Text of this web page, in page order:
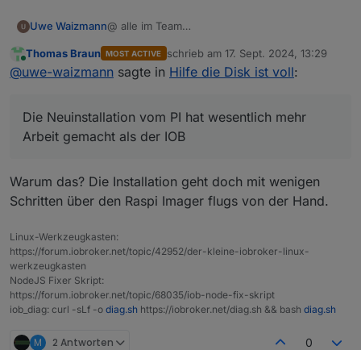
Uwe Waizmann@ alle im Team
Habe iobroker schon einige Zeit am laufen,
aber ein Backup hatte ich noch nie gebraucht.
Der Restore hat wunderbar geklappt, alles
wurde zurück geschrieben.
ersparen können. Jetzt erst verstehe ich Eure
Kommentare.
Ich hatte mit viel mehr Arbeit gerechnet.
ist wieder da.
PS: Backup war vom Samstag und seit
Sonntag, wo die Probleme begannen, lief auch
Wo kann ich jetzt erkennen ob es eine neue
node Version gibt?
Vielen herzlichen Dank an Euch für die Geduld
mit mir und für den wirklich hervorragenden
Thomas Braun MOST ACTIVE schrieb am 17. Sept. 2024, 13:29
zuletzt editiert von
@uwe-waizmann sagte in Hilfe die Disk ist voll:
Die Neuinstallation vom PI hat wesentlich mehr
Arbeit gemacht als der IOB
Warum das? Die Installation geht doch mit wenigen
Schritten über den Raspi Imager flugs von der Hand.
Linux-Werkzeugkasten:
https://forum.iobroker.net/topic/42952/der-kleine-iobroker-linux-
werkzeugkasten
NodeJS Fixer Skript:
https://forum.iobroker.net/topic/68035/iob-node-fix-skript
iob_diag: curl -sLf -o diag.sh https://iobroker.net/diag.sh && bash diag.sh
M 2 Antworten 0